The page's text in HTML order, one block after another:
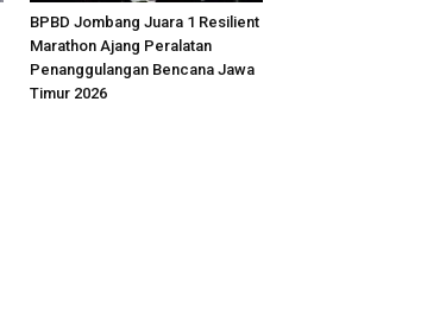
BPBD Jombang Juara 1 Resilient
Marathon Ajang Peralatan
Penanggulangan Bencana Jawa
Timur 2026